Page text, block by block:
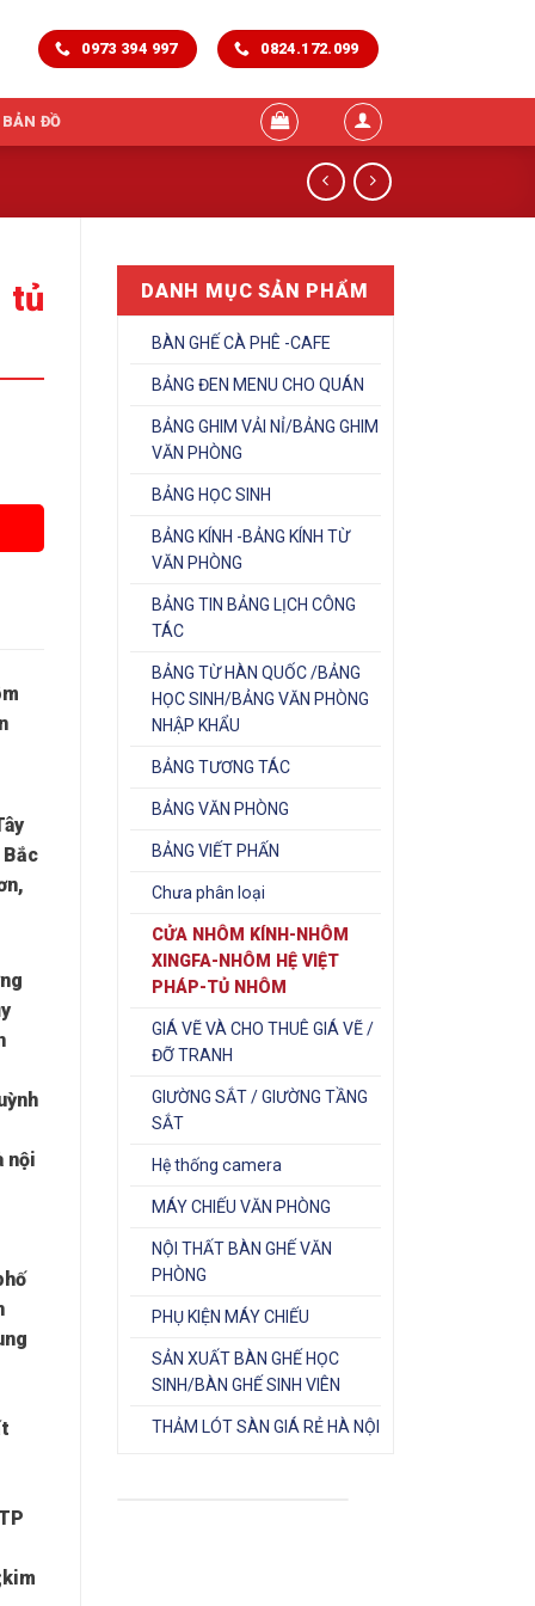
0973 394 997 0824.172.099
ĐỒ
DANH MỤC SẢN PHẨM
BÀN GHẾ CÀ PHÊ -CAFE
BẢNG ĐEN MENU CHO QUÁN
BẢNG GHIM VẢI NỈ/BẢNG GHIM
VĂN PHÒNG
BẢNG HỌC SINH
BẢNG KÍNH -BẢNG KÍNH TỪ
VĂN PHÒNG
BẢNG TIN BẢNG LỊCH CÔNG
TÁC
BẢNG TỪ HÀN QUỐC /BẢNG
HỌC SINH/BẢNG VĂN PHÒNG
NHẬP KHẨU
BẢNG TƯƠNG TÁC
BẢNG VĂN PHÒNG
BẢNG VIẾT PHẤN
Chưa phân loại
CỬA NHÔM KÍNH-NHÔM
XINGFA-NHÔM HỆ VIỆT
PHÁP-TỦ NHÔM
GIÁ VẼ VÀ CHO THUÊ GIÁ VẼ /
ĐỠ TRANH
GIƯỜNG SẮT / GIƯỜNG TẦNG
SẮT
Hệ thống camera
MÁY CHIẾU VĂN PHÒNG
NỘI THẤT BÀN GHẾ VĂN
PHÒNG
PHỤ KIỆN MÁY CHIẾU
SẢN XUẤT BÀN GHẾ HỌC
SINH/BÀN GHẾ SINH VIÊN
THẢM LÓT SÀN GIÁ RẺ HÀ NỘI
tủ
số lượng
Bắc
nội